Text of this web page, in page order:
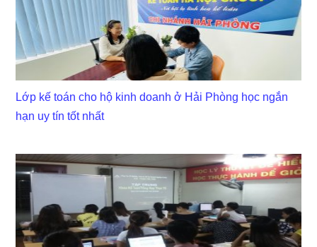
Lớp kế toán cho hộ kinh doanh ở Hải Phòng học ngắn
hạn uy tín tốt nhất